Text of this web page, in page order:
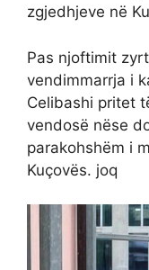
zgjedhjeve në
Pas njoftimit
vendimmarrja i
Celibashi pritet
vendosë nëse
parakohshëm i
Kuçovës. joq